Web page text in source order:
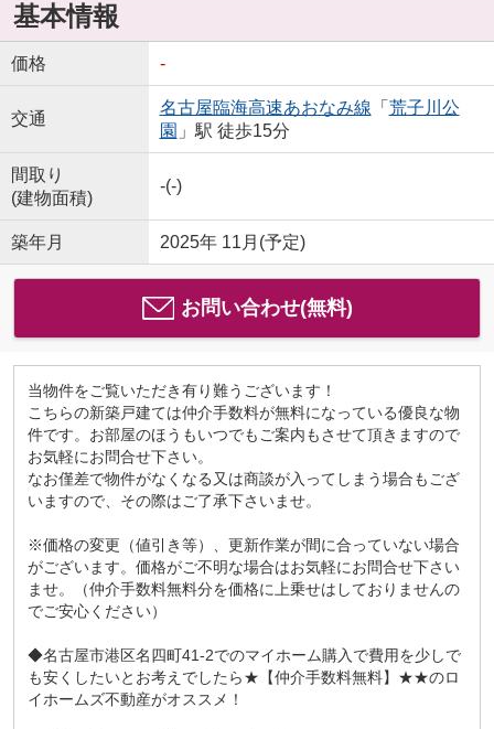
基本情報
価格 -
交通
名古屋臨海高速あおなみ線 「 荒子川公
園 」駅 徒歩15分
間取り
(建物面積)
-(-)
築年月 2025年 11月(予定)
お問い合わせ(無料)
当物件をご覧いただき有り難うございます！
こちらの新築戸建ては仲介手数料が無料になっている優良な物
件です。お部屋のほうもいつでもご案内もさせて頂きますので
お気軽にお問合せ下さい。
なお僅差で物件がなくなる又は商談が入ってしまう場合もござ
いますので、その際はご了承下さいませ。
※価格の変更（値引き等）、更新作業が間に合っていない場合
がございます。価格がご不明な場合はお気軽にお問合せ下さい
ませ。（仲介手数料無料分を価格に上乗せはしておりませんの
でご安心ください）
◆名古屋市港区名四町41-2でのマイホーム購入で費用を少しで
も安くしたいとお考えでしたら★【仲介手数料無料】★★のロ
イホームズ不動産がオススメ！